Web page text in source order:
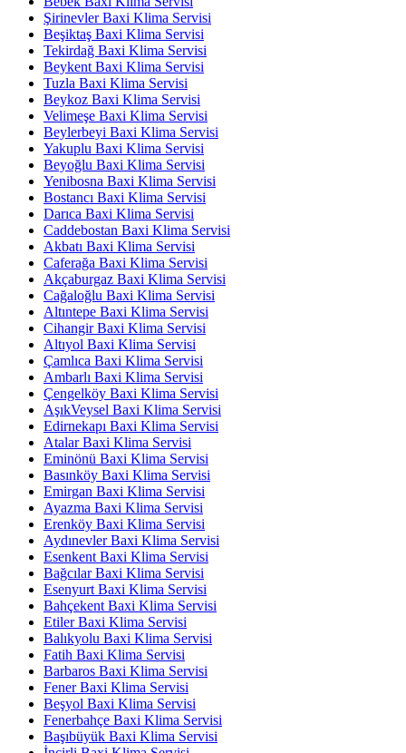
Şirinevler Baxi Klima Servisi
Beşiktaş Baxi Klima Servisi
Tekirdağ Baxi Klima Servisi
Beykent Baxi Klima Servisi
Tuzla Baxi Klima Servisi
Beykoz Baxi Klima Servisi
Velimeşe Baxi Klima Servisi
Beylerbeyi Baxi Klima Servisi
Yakuplu Baxi Klima Servisi
Beyoğlu Baxi Klima Servisi
Yenibosna Baxi Klima Servisi
Bostancı Baxi Klima Servisi
Darıca Baxi Klima Servisi
Caddebostan Baxi Klima Servisi
Akbatı Baxi Klima Servisi
Caferağa Baxi Klima Servisi
Akçaburgaz Baxi Klima Servisi
Cağaloğlu Baxi Klima Servisi
Altıntepe Baxi Klima Servisi
Cihangir Baxi Klima Servisi
Altıyol Baxi Klima Servisi
Çamlıca Baxi Klima Servisi
Ambarlı Baxi Klima Servisi
Çengelköy Baxi Klima Servisi
AşıkVeysel Baxi Klima Servisi
Edirnekapı Baxi Klima Servisi
Atalar Baxi Klima Servisi
Eminönü Baxi Klima Servisi
Basınköy Baxi Klima Servisi
Emirgan Baxi Klima Servisi
Ayazma Baxi Klima Servisi
Erenköy Baxi Klima Servisi
Aydınevler Baxi Klima Servisi
Esenkent Baxi Klima Servisi
Bağcılar Baxi Klima Servisi
Esenyurt Baxi Klima Servisi
Bahçekent Baxi Klima Servisi
Etiler Baxi Klima Servisi
Balıkyolu Baxi Klima Servisi
Fatih Baxi Klima Servisi
Barbaros Baxi Klima Servisi
Fener Baxi Klima Servisi
Beşyol Baxi Klima Servisi
Fenerbahçe Baxi Klima Servisi
Başıbüyük Baxi Klima Servisi